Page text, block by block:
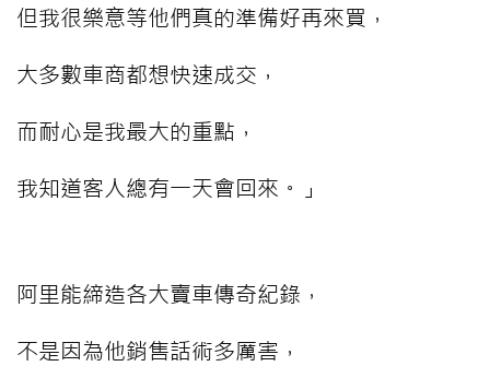
但我很樂意等他們真的準備好再來買，
大多數車商都想快速成交，
而耐心是我最大的重點，
我知道客人總有一天會回來。」
阿里能締造各大賣車傳奇紀錄，
不是因為他銷售話術多厲害，